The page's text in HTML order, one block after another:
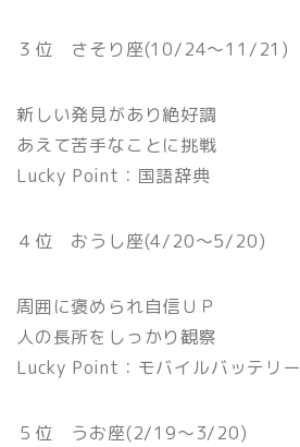
３位 さそり座(10/24〜11/21)
新しい発見があり絶好調
あえて苦手なことに挑戦
Lucky Point：国語辞典
４位 おうし座(4/20〜5/20)
周囲に褒められ自信ＵＰ
人の長所をしっかり観察
Lucky Point：モバイルバッテリー
５位 うお座(2/19〜3/20)